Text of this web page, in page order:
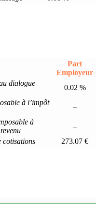
Part
Employeur
dialogue
0.02 %
à l’impôt
–
à
–
cotisations
273.07 €